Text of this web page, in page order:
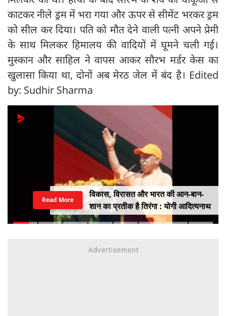
काटकर नीले ड्रम में भरा गया और ऊपर से सीमेंट भरकर ड्रम
को सील कर दिया। पति को मौत देने वाली पत्नी अपने प्रेमी
के साथ मिलकर हिमालय की वादियों में घूमने चली गई।
मुस्कान और साहिल ने वापस आकर सौरभ मर्डर केस का
खुलासा किया था, दोनों अब मेरठ जेल में बंद है। Edited
by: Sudhir Sharma
विकास, विरासत और भारत की आन-बान-
शान का प्रतीक है तिरंगा : योगी आदित्यनाथ
Read More